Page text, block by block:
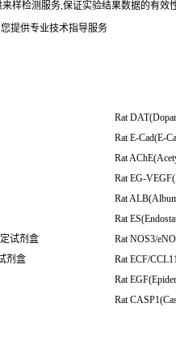
样检测服务,保证实验结果数据的有效
提供专业技术指导服务
Rat
Rat E-Cad(E-
Rat
Rat EG-
Rat
Rat
试剂盒
Rat NOS3/
剂盒
Rat ECF/
Rat
Rat